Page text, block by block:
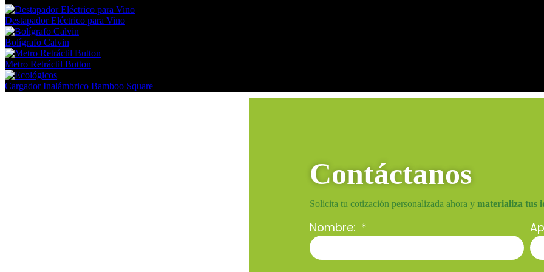
Destapador Eléctrico para Vino
Bolígrafo Calvin
Metro Retráctil Button
Cargador Inalámbrico Bamboo Square
Contáctanos
Solicita tu cotización personalizada ahora ymaterializa tus
Nombre: